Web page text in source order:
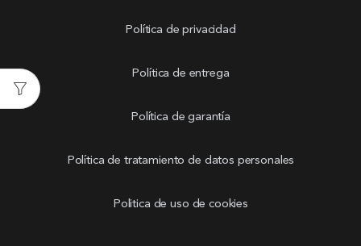
Política de privacidad
Política de entrega
Política de garantía
Política de tratamiento de datos personales
Politica de uso de cookies